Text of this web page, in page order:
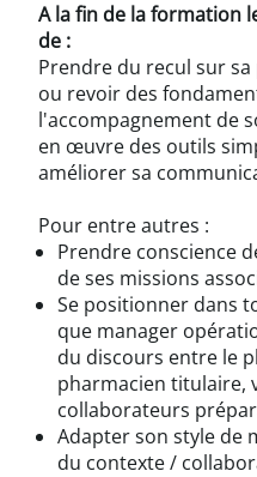
A la fin de la formation
de :
Prendre du recul sur
ou revoir des
l'accompagnement de
en œuvre des outils
améliorer sa
Pour entre autres :
Prendre conscience
de ses missions
Se positionner dans
que manager
du discours entre le
pharmacien titulaire,
collaborateurs
Adapter son style de
du contexte /